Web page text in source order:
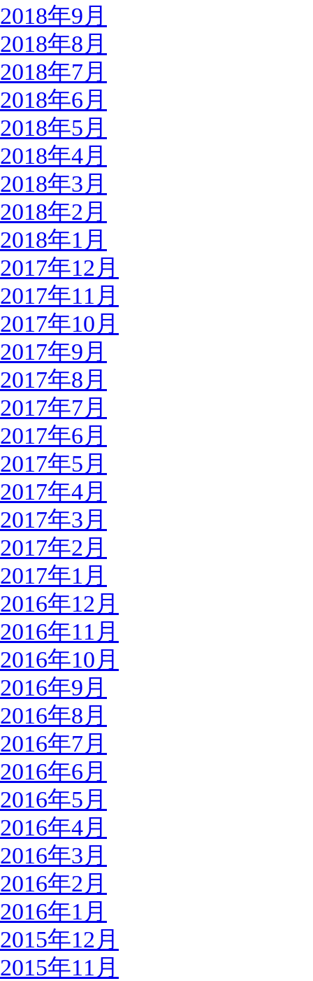
2018年9月
2018年8月
2018年7月
2018年6月
2018年5月
2018年4月
2018年3月
2018年2月
2018年1月
2017年12月
2017年11月
2017年10月
2017年9月
2017年8月
2017年7月
2017年6月
2017年5月
2017年4月
2017年3月
2017年2月
2017年1月
2016年12月
2016年11月
2016年10月
2016年9月
2016年8月
2016年7月
2016年6月
2016年5月
2016年4月
2016年3月
2016年2月
2016年1月
2015年12月
2015年11月